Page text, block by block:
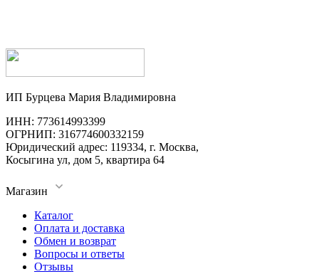
ИП Бурцева Мария Владимировна
ИНН: 773614993399
ОГРНИП: 316774600332159
Юридический адрес: 119334, г. Москва,
Косыгина ул, дом 5, квартира 64
Магазин
Каталог
Оплата и доставка
Обмен и возврат
Вопросы и ответы
Отзывы